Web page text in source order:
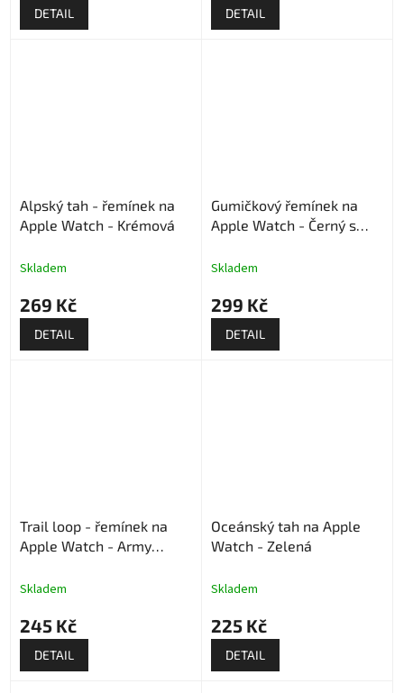
DETAIL DETAIL
Alpský tah - řemínek na
Apple Watch - Krémová
Skladem
269 Kč
DETAIL
Gumičkový řemínek na
Apple Watch - Černý s
Skladem
299 Kč
DETAIL
Trail loop - řemínek na
Apple Watch - Army
Skladem
245 Kč
DETAIL
Oceánský tah na Apple
Watch - Zelená
Skladem
225 Kč
DETAIL